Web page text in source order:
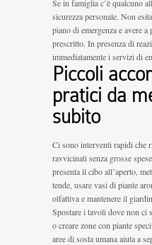
Se in famiglia c’è qualcuno
sicurezza personale. Non
piano di emergenza e avere
prescritto. In presenza di
immediatamente i servizi di
Piccoli
pratici da
subito
Ci sono interventi rapidi che
ravvicinati senza grosse
presenta il cibo all’aperto,
tende, usare vasi di piante
olfattiva e mantenere il
Spostare i tavoli dove non ci
o creare zone con piante
aree di sosta umana aiuta a